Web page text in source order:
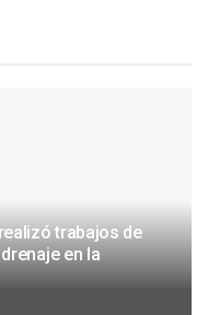
trabajos de
en la